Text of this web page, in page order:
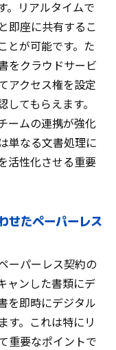
。リアルタイムで
即座に共有するこ
とが可能です。た
をクラウドサービ
アクセス権を設定
てもらえます。
ームの連携が強化
単なる文書処理に
活性化させる重要
せたペーパーレス
ーパーレス契約の
ャンした書類にデ
を即時にデジタル
す。これは特にリ
重要なポイントで